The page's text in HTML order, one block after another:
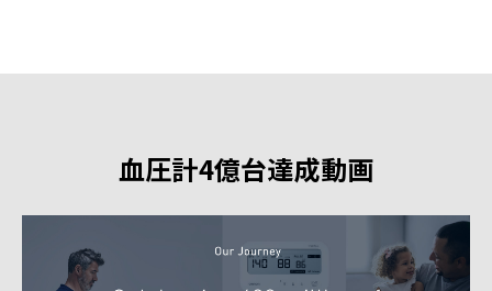
血圧計4億台達成動画